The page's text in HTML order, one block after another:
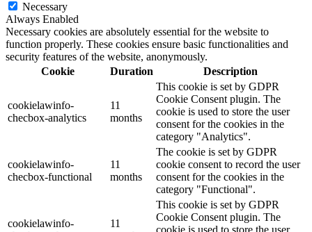
Necessary
Always Enabled
Necessary cookies are absolutely essential for the website to
function properly. These cookies ensure basic functionalities and
security features of the website, anonymously.
Cookie
Duration Description
cookielawinfo-
checbox-analytics
11
months
This cookie is set by GDPR
Cookie Consent plugin. The
cookie is used to store the user
consent for the cookies in the
category "Analytics".
cookielawinfo-
checbox-functional
11
months
The cookie is set by GDPR
cookie consent to record the user
consent for the cookies in the
category "Functional".
cookielawinfo-
11
This cookie is set by GDPR
Cookie Consent plugin. The